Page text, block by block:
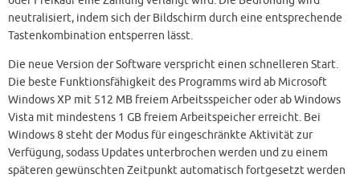
neutralisiert, indem sich der Bildschirm durch eine entsprechende
Tastenkombination entsperren lässt.
Die neue Version der Software verspricht einen schnelleren Start.
Die beste Funktionsfähigkeit des Programms wird ab Microsoft
Windows XP mit 512 MB freiem Arbeitsspeicher oder ab Windows
Vista mit mindestens 1 GB freiem Arbeitspeicher erreicht. Bei
Windows 8 steht der Modus für eingeschränkte Aktivität zur
Verfügung, sodass Updates unterbrochen werden und zu einem
späteren gewünschten Zeitpunkt automatisch fortgesetzt werden